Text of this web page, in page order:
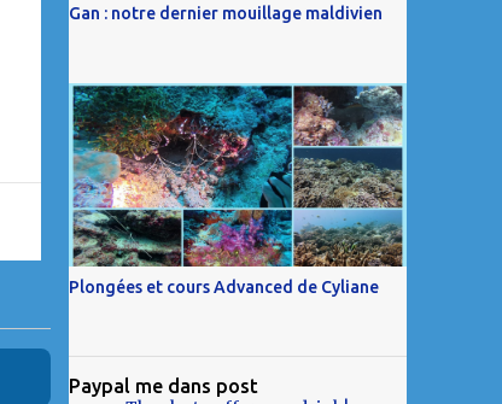
Gan : notre dernier mouillage maldivien
Plongées et cours Advanced de Cyliane
Paypal me dans post